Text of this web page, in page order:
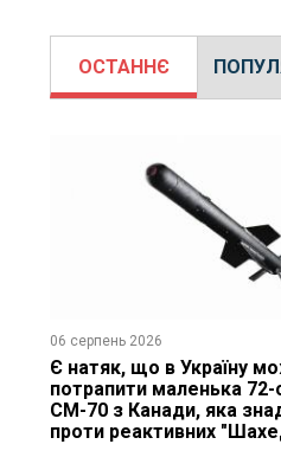
ОСТАННЄ
06 серпень 2026
Є натяк, що в Україну
потрапити маленька
CM-70 з Канади, яка
проти реактивних